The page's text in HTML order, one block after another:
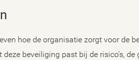
hoe de organisatie zorgt voor de
beveiliging past bij de risico’s,